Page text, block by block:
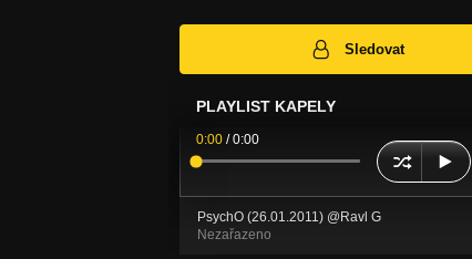
Sledovat
PLAYLIST KAPELY
0:00 /0:00
PsychO (26.01.2011) @Ravl G
Nezařazeno